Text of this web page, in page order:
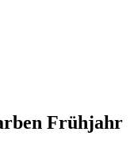
Frühjahr